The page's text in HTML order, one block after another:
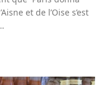
et de l’Oise s’est